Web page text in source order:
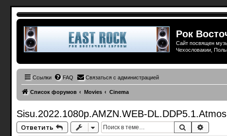
Рок
Сайт посвящен
Чехословакии,
Ссылки FAQ Связаться с администрацией
Список форумов Movies Cinema
Sisu.2022.1080p.AMZN.WEB-
Ответить Поиск